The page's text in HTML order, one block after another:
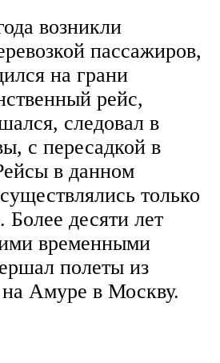
возникли
пассажиров,
на грани
рейс,
следовал в
с пересадкой в
в данном
только
Более десяти лет
временными
полеты из
Амуре в Москву.